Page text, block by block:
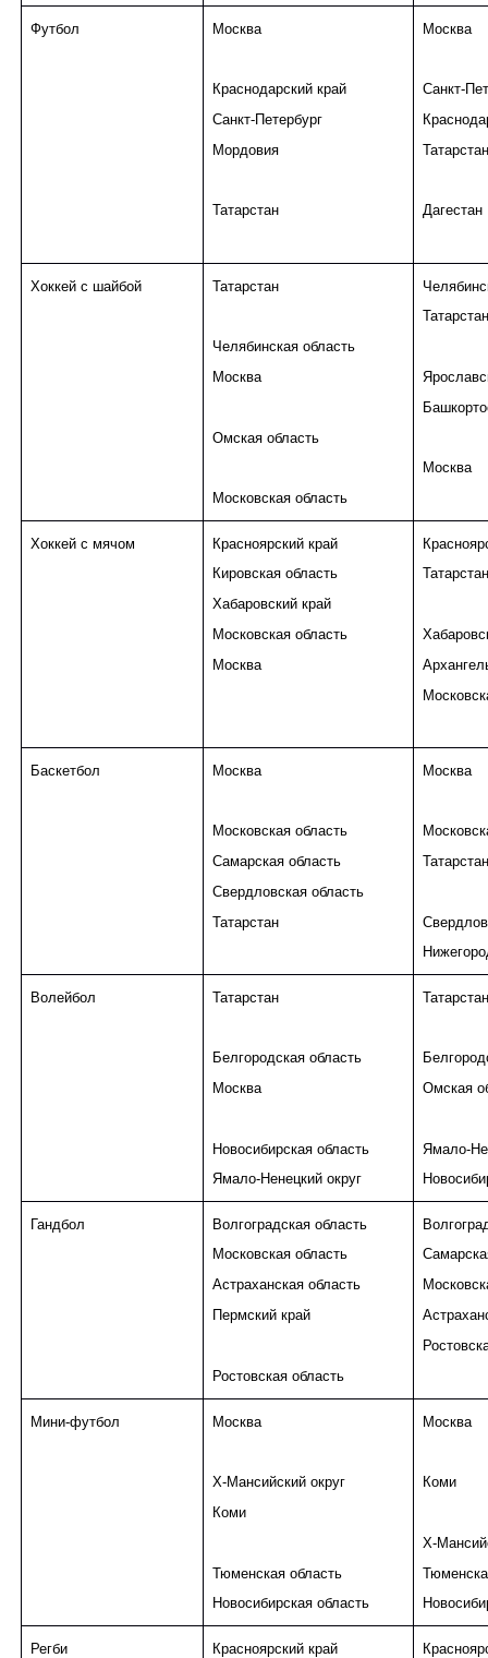
Футбол Москва
Краснодарский край
Санкт-Петербург
Мордовия
Татарстан
Москва
Санкт-
Татарстан
Дагестан
Хоккей с шайбой Татарстан
Челябинская область
Москва
Омская область
Московская область
Татарстан
Москва
Хоккей с мячом
Красноярский край
Кировская область
Хабаровский край
Московская область
Москва
Татарстан
Баскетбол Москва
Московская область
Самарская область
Свердловская область
Татарстан
Москва
Татарстан
Волейбол Татарстан
Белгородская область
Москва
Новосибирская область
Ямало-Ненецкий округ
Татарстан
Омская
Ямало-
Гандбол
Волгоградская область
Московская область
Астраханская область
Пермский край
Ростовская область
Мини-футбол Москва
Х-Мансийский округ
Коми
Тюменская область
Новосибирская область
Москва
Коми
Х-
Регби
Красноярский край